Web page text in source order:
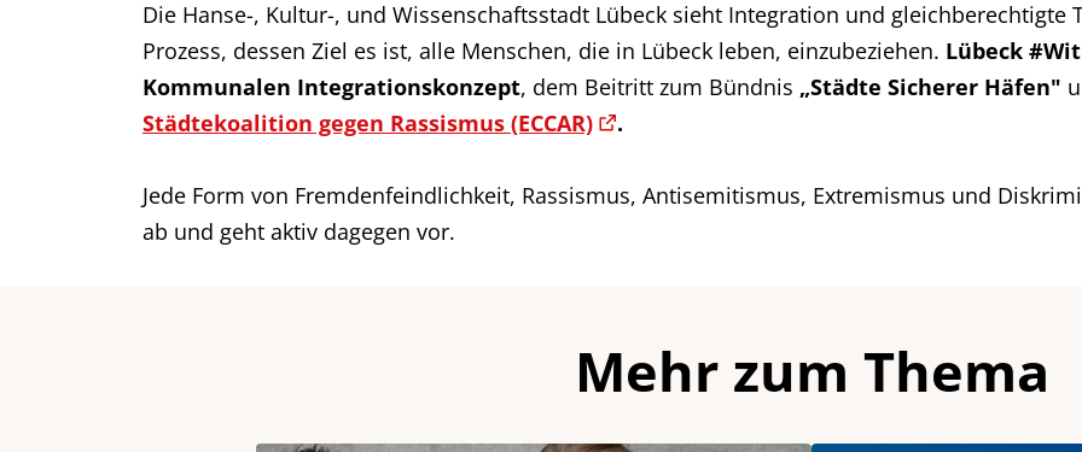
Die Hanse-, Kultur-, und Wissenschaftsstadt Lübeck sieht Integration und gleichberechtigte
Prozess, dessen Ziel es ist, alle Menschen, die in Lübeck leben, einzubeziehen. Lübeck
Kommunalen Integrationskonzept, dem Beitritt zum Bündnis „Städte Sicherer Häfen"
Städtekoalition gegen Rassismus (ECCAR)
.
Jede Form von Fremdenfeindlichkeit, Rassismus, Antisemitismus, Extremismus und
ab und geht aktiv dagegen vor.
Mehr zum Thema